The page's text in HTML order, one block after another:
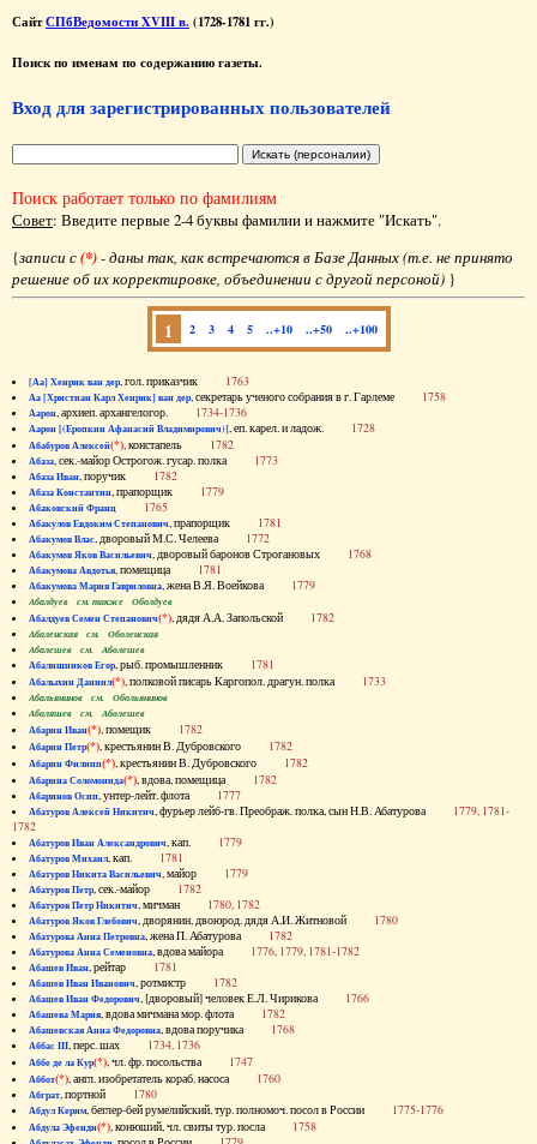
СайтСПбВедомости XVIII в. (1728-1781 гг.)
Поиск по именам по содержанию газеты.
Вход для зарегистрированных пользователей
Поиск работает только по фамилиям
Совет: Введите первые 2-4 буквы фамилии и нажмите "Искать".
{записи с(*)- даны так, как встречаются в Базе Данных (т.е. не принято
решение об их корректировке, объединении с другой персоной) }
1 2 3 4 5 ..+10 ..+50 ..+100
[Аа] Хенрик ван дер, гол. приказчик 1763
Аа [Христиан Карл Хенрик] ван дер, секретарь ученого собрания в г. Гарлеме 1758
Аарон, архиеп. архангелогор. 1734-1736
Аарон [(Еропкин Афанасий Владимирович)], еп. карел. и ладож. 1728
Абабуров Алексей(*), констапель 1782
Абаза, сек.-майор Острогож. гусар. полка 1773
Абаза Иван, поручик 1782
Абаза Константин, прапорщик 1779
Абаковский Франц 1765
Абакулов Евдоким Степанович, прапорщик 1781
Абакумов Влас, дворовый М.С. Челеева 1772
Абакумов Яков Васильевич, дворовый баронов Строгановых 1768
Абакумова Авдотья, помещица 1781
Абакумова Мария Гавриловна, жена В.Я. Воейкова 1779
Абалдуев см. также Оболдуев
Абалдуев Семен Степанович(*), дядя А.А. Запольской 1782
Абаленская см. Оболенская
Абалешев см. Аболешев
Абалишников Егор, рыб. промышленник 1781
Абалыхин Даниил(*), полковой писарь Каргопол. драгун. полка 1733
Абальянинов см. Обольянинов
Абаляшев см. Аболешев
Абарин Иван(*), помещик 1782
Абарин Петр(*), крестьянин В. Дубровского 1782
Абарин Филипп(*), крестьянин В. Дубровского 1782
Абарина Соломонида(*), вдова, помещица 1782
Абаринов Осип, унтер-лейт. флота 1777
Абатуров Алексей Никитич, фурьер лейб-гв. Преображ. полка, сын Н.В. Абатурова 1779, 1781-
1782
Абатуров Иван Александрович, кап. 1779
Абатуров Михаил, кап. 1781
Абатуров Никита Васильевич, майор 1779
Абатуров Петр, сек.-майор 1782
Абатуров Петр Никитич, мичман 1780, 1782
Абатуров Яков Глебович, дворянин, двоюрод. дядя А.И. Житновой 1780
Абатурова Анна Петровна, жена П. Абатурова 1782
Абатурова Анна Семеновна, вдова майора 1776, 1779, 1781-1782
Абашев Иван, рейтар 1781
Абашев Иван Иванович, ротмистр 1782
Абашев Иван Федорович, [дворовый] человек Е.Л. Чирикова 1766
Абашева Мария, вдова мичмана мор. флота 1782
Абашевская Анна Федоровна, вдова поручика 1768
Аббас III, перс. шах 1734, 1736
Аббе де ла Кур(*), чл. фр. посольства 1747
Аббот(*), англ. изобретатель кораб. насоса 1760
Абграт, портной 1780
Абдул Керим, беглер-бей румелийский, тур. полномоч. посол в России 1775-1776
Абдула Эфенди(*), конюший, чл. свиты тур. посла 1758